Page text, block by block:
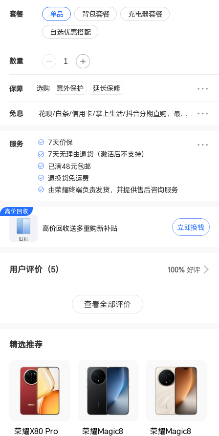
套餐 单品 背包套餐 充电器套餐
自选优惠搭配
数量
保障 选购 意外保护 延长保修
免息 花呗/白条/信用卡/掌上生活/抖音分期直购，最高享3期免息
服务
7天价保
7天无理由退货（激活后不支持）
已满48元包邮
退换货免运费
由荣耀终端负责发货，并提供售后咨询服务
高价回收
旧机
高价回收送多重购新补贴 立即换钱
用户评价 （5） 100% 好评
查看全部评价
精选推荐
荣耀X80 Pro
荣耀Magic8
荣耀Magic8